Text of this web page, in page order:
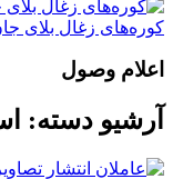
کوره‌های زغال بلای
اعلام وصول
آرشیو دسته: